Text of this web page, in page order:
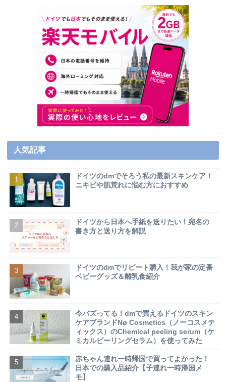
人気記事
ドイツのdmでそろう私の最新スキンケア！
ニキビや肌荒れに悩む方におすすめ
ドイツから日本へ手紙を送りたい！宛名の
書き方と送り方を解説
ドイツのdmでリピート購入！我が家の定番
ベビーグッズ＆離乳食紹介
今バズってる！dmで買えるドイツのスキン
ケアブランドNø Cosmetics（ノーコスメテ
ィックス）のChemical peeling serum（ケ
ミカルピーリングセラム）を使ってみた
赤ちゃん連れ一時帰国で買ってよかった！
日本での購入品紹介【子連れ一時帰国メ
モ】